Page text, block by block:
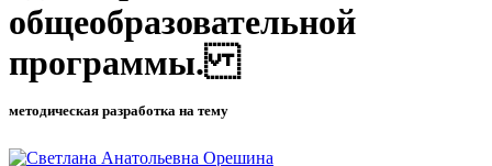
общеобразовательной
программы.
методическая разработка на тему